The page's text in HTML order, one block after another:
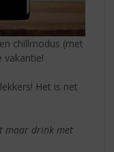
chillmodus (met
vakantie!
Het is net
maar drink met